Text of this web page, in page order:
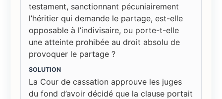
testament, sanctionnant pécuniairement
l’héritier qui demande le partage, est-elle
opposable à l’indivisaire, ou porte-t-elle
une atteinte prohibée au droit absolu de
provoquer le partage ?
SOLUTION
La Cour de cassation approuve les juges
du fond d’avoir décidé que la clause portait